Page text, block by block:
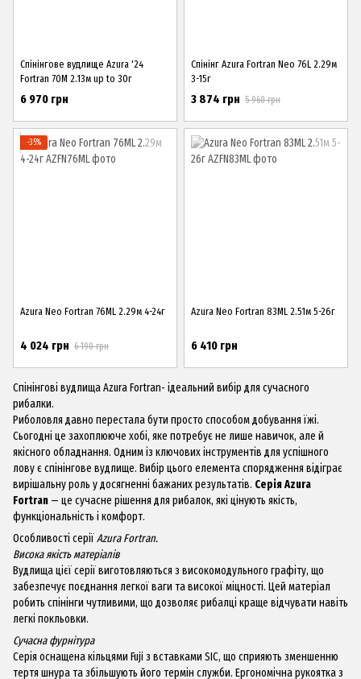
Спінінгове вудлище Azura '24
Fortran 70M 2.13м up to 30г
6 970 грн
Спінінг Azura Fortran Neo 76L 2.29м
3-15г
3 874 грн 5 960 грн
−35%
Azura Neo Fortran 76ML 2.29м 4-24г
4 024 грн 6 190 грн
Azura Neo Fortran 83ML 2.51м 5-26г
6 410 грн
Спінінгові вудлища Azura Fortran- ідеальний вибір для сучасного
рибалки.
Риболовля давно перестала бути просто способом добування їжі.
Сьогодні це захоплююче хобі, яке потребує не лише навичок, але й
якісного обладнання. Одним із ключових інструментів для успішного
лову є спінінгове вудлище. Вибір цього елемента спорядження відіграє
вирішальну роль у досягненні бажаних результатів. Серія Azura
Fortran — це сучасне рішення для рибалок, які цінують якість,
функціональність і комфорт.
Особливості серіїAzura Fortran.
Висока якість матеріалів
Вудлища цієї серії виготовляються з високомодульного графіту, що
забезпечує поєднання легкої ваги та високої міцності. Цей матеріал
робить спінінги чутливими, що дозволяє рибалці краще відчувати навіть
легкі покльовки.
Сучасна фурнітура
Серія оснащена кільцями Fuji з вставками SIC, що сприяють зменшенню
тертя шнура та збільшують його термін служби. Ергономічна рукоятка з